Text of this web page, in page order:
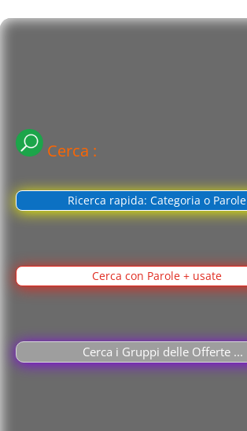
Cerca :
Ricerca rapida: Categoria o Parole
Cerca con Parole + usate
Cerca i Gruppi delle Offerte ...